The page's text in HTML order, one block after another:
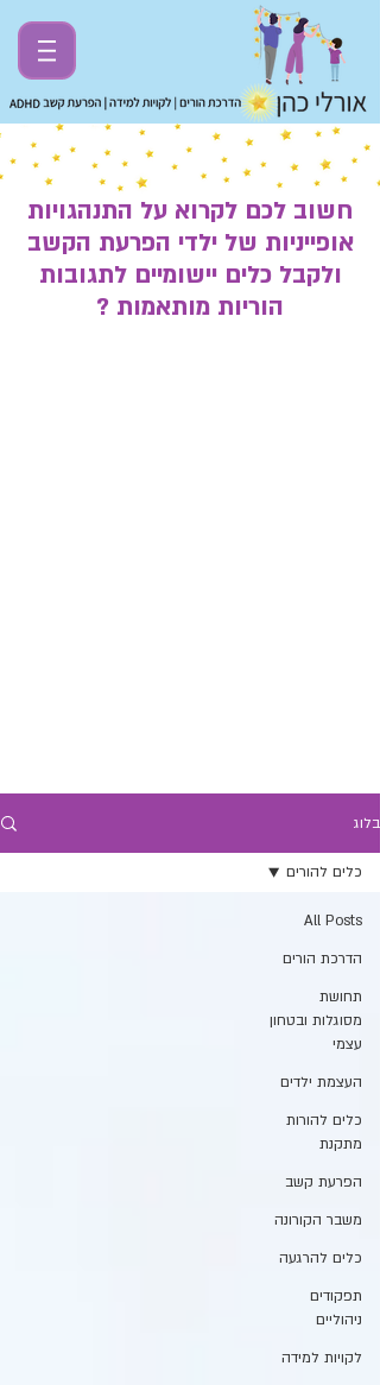
חשוב לכם לקרוא על התנהגויות
אופייניות של ילדי הפרעת הקשב
ולקבל כלים יישומיים לתגובות
הוריות מותאמות ?
בלוג
All Posts
הדרכת הורים
תחושת
מסוגלות ובטחון
עצמי
העצמת ילדים
כלים להורות
מתקנת
הפרעת קשב
משבר הקורונה
כלים להרגעה
תפקודים
ניהוליים
לקויות למידה
כלים להורים